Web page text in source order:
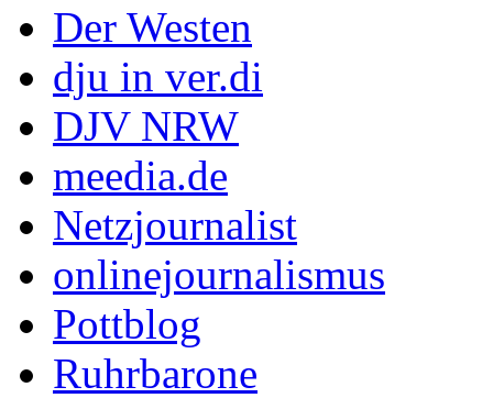
Der Westen
dju in ver.di
DJV NRW
meedia.de
Netzjournalist
onlinejournalismus
Pottblog
Ruhrbarone